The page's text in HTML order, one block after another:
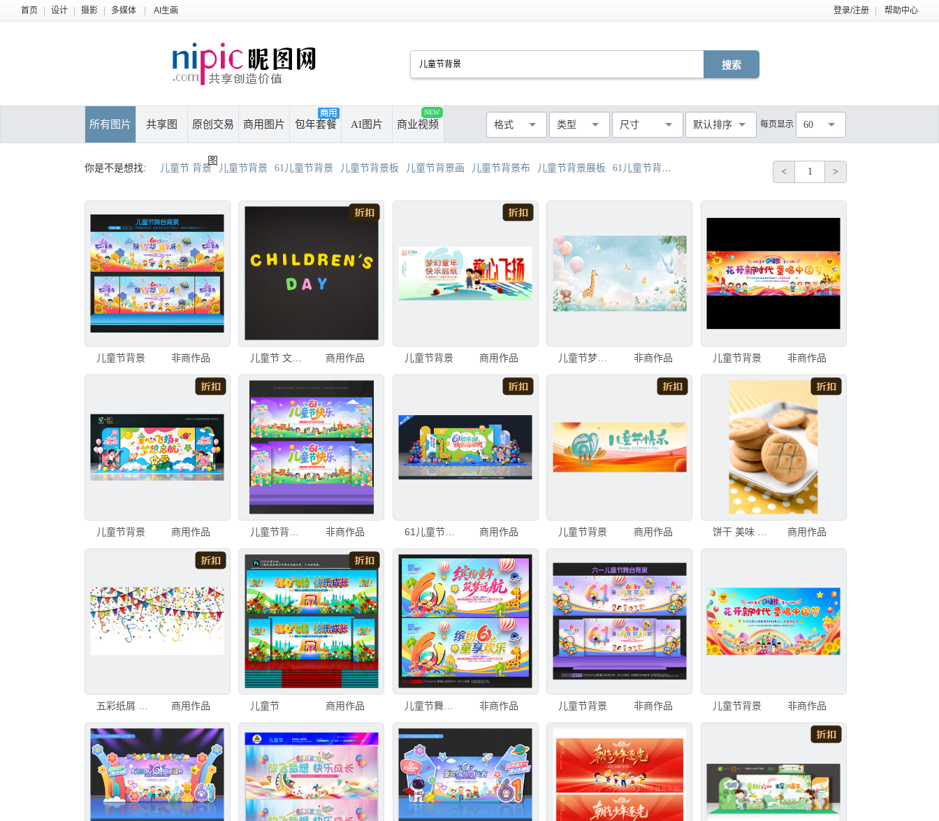
首页 设计 摄影 多媒体 AI生画 登录/注册 帮助中心
所有图片 共享图 原创交易
图
商用图片 包年套餐 AI图片 商业视频
NEW
60
每页显示
默认排序
像素
>50cm
>300cm
尺寸
类型
CDR AI PPT EPS TIF PDF JPG C4D
AVI WMF MOV AEP VSP 不限
格式
你是不是想找: 儿童节 背景 儿童节背景 61儿童节背景 儿童节背景板 儿童节背景画 儿童节背景布 儿童节背景展板 61儿童节背景板 儿童节背景海报
< 1 >
儿童节背景 非商作品 商用作品 儿童节背景 商用作品 非商作品 儿童节背景 非商作品
儿童节背景 商用作品 非商作品 61儿童节舞台背景 商用作品 儿童节背景 商用作品 商用作品
商用作品 儿童节 商用作品 儿童节舞台背景 非商作品 儿童节背景 非商作品 儿童节背景 非商作品